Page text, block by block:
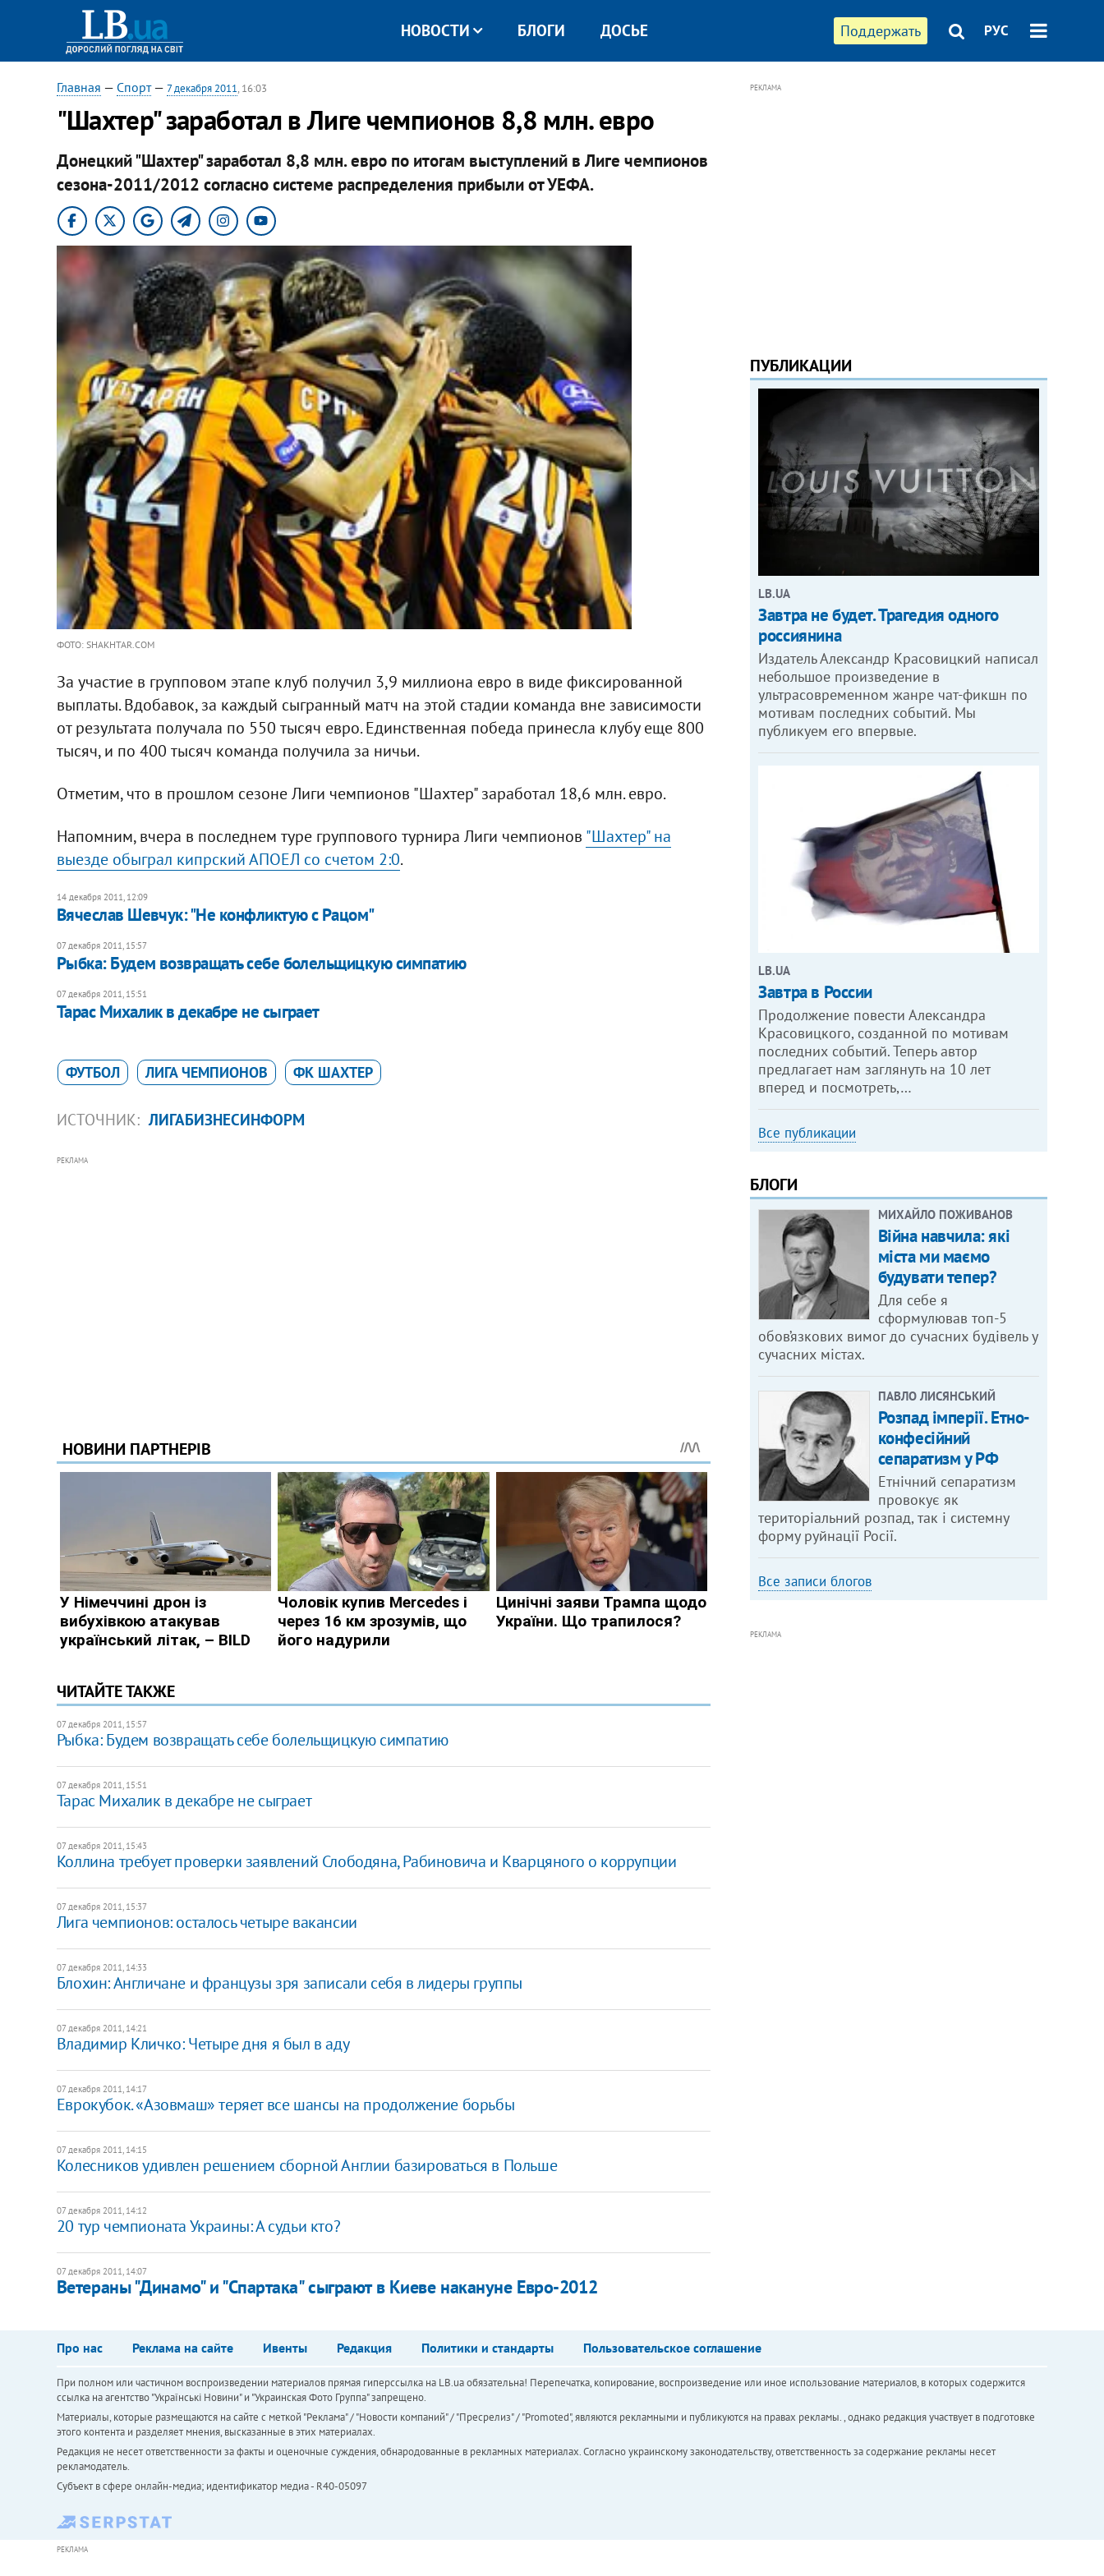
Поддержать РУС
НОВОСТИ БЛОГИ ДОСЬЕ
Главная — Спорт— 7 декабря 2011, 16:03
"Шахтер" заработал в Лиге чемпионов 8,8 млн. евро
Донецкий "Шахтер" заработал 8,8 млн. евро по итогам выступлений в Лиге чемпионов
сезона-2011/2012 согласно системе распределения прибыли от УЕФА.
ФОТО: SHAKHTAR.COM
За участие в групповом этапе клуб получил 3,9 миллиона евро в виде фиксированной
выплаты. Вдобавок, за каждый сыгранный матч на этой стадии команда вне зависимости
от результата получала по 550 тысяч евро. Единственная победа принесла клубу еще 800
тысяч, и по 400 тысяч команда получила за ничьи.
Отметим, что в прошлом сезоне Лиги чемпионов "Шахтер" заработал 18,6 млн. евро.
Напомним, вчера в последнем туре группового турнира Лиги чемпионов "Шахтер" на
выезде обыграл кипрский АПОЕЛ со счетом 2:0.
14 декабря 2011, 12:09
Вячеслав Шевчук: "Не конфликтую с Рацом"
07 декабря 2011, 15:57
Рыбка: Будем возвращать себе болельщицкую симпатию
07 декабря 2011, 15:51
Тарас Михалик в декабре не сыграет
ФУТБОЛ ЛИГА ЧЕМПИОНОВ ФК ШАХТЕР
ИСТОЧНИК: ЛИГАБИЗНЕСИНФОРМ
РЕКЛАМА
ЧИТАЙТЕ ТАКЖЕ
07 декабря 2011, 15:57
Рыбка: Будем возвращать себе болельщицкую симпатию
07 декабря 2011, 15:51
Тарас Михалик в декабре не сыграет
07 декабря 2011, 15:43
Коллина требует проверки заявлений Слободяна, Рабиновича и Кварцяного о коррупции
07 декабря 2011, 15:37
Лига чемпионов: осталось четыре вакансии
07 декабря 2011, 14:33
Блохин: Англичане и французы зря записали себя в лидеры группы
07 декабря 2011, 14:21
Владимир Кличко: Четыре дня я был в аду
07 декабря 2011, 14:17
Еврокубок. «Азовмаш» теряет все шансы на продолжение борьбы
07 декабря 2011, 14:15
Колесников удивлен решением сборной Англии базироваться в Польше
07 декабря 2011, 14:12
20 тур чемпионата Украины: А судьи кто?
07 декабря 2011, 14:07
Ветераны "Динамо" и "Спартака" сыграют в Киеве накануне Евро-2012
РЕКЛАМА
ПУБЛИКАЦИИ
LB.UA
Завтра не будет. Трагедия одного
россиянина
Издатель Александр Красовицкий написал
небольшое произведение в
ультрасовременном жанре чат-фикшн по
мотивам последних событий. Мы
публикуем его впервые.
LB.UA
Завтра в России
Продолжение повести Александра
Красовицкого, созданной по мотивам
последних событий. Теперь автор
предлагает нам заглянуть на 10 лет
вперед и посмотреть,…
Все публикации
БЛОГИ
МИХАЙЛО ПОЖИВАНОВ
Війна навчила: які
міста ми маємо
будувати тепер?
Для себе я
сформулював топ-5
обов’язкових вимог до сучасних будівель у
сучасних містах.
ПАВЛО ЛИСЯНСЬКИЙ
Розпад імперії. Етно-
конфесійний
сепаратизм у РФ
Етнічний сепаратизм
провокує як
територіальний розпад, так і системну
форму руйнації Росії.
Все записи блогов
РЕКЛАМА
Про нас Реклама на сайте Ивенты Редакция Политики и стандарты Пользовательское соглашение
При полном или частичном воспроизведении материалов прямая гиперссылка на LB.ua обязательна! Перепечатка, копирование, воспроизведение или иное использование материалов, в которых содержится
ссылка на агентство "Українськi Новини" и "Украинская Фото Группа" запрещено.
Материалы, которые размещаются на сайте с меткой "Реклама" / "Новости компаний" / "Пресрелиз" / "Promoted", являются рекламными и публикуются на правах рекламы. , однако редакция участвует в подготовке
этого контента и разделяет мнения, высказанные в этих материалах.
Редакция не несет ответственности за факты и оценочные суждения, обнародованные в рекламных материалах. Согласно украинскому законодательству, ответственность за содержание рекламы несет
рекламодатель.
Субъект в сфере онлайн-медиа; идентификатор медиа - R40-05097
РЕКЛАМА